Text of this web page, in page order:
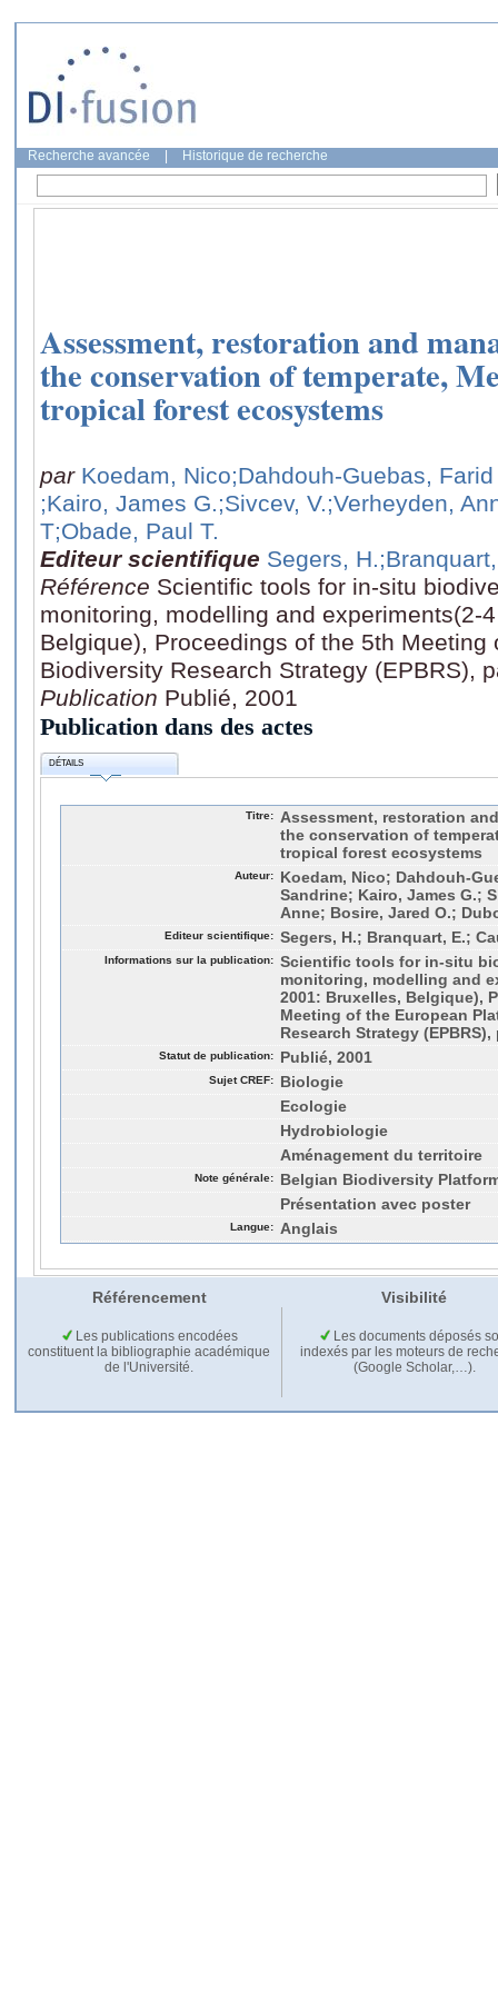
Recherche avancée Historique de recherche
Assessment, restoration and
the conservation of temperate,
tropical forest ecosystems
par Koedam, Nico;Dahdouh-Guebas, Farid
;Kairo, James G.;Sivcev, V.;Verheyden,
T;Obade, Paul T.
Editeur scientifique Segers, H.
Référence Scientific tools for in-situ
monitoring, modelling and experiments(2-
Belgique), Proceedings of the 5th
Biodiversity Research Strategy (EPBRS),
Publication Publié, 2001
Publication dans des actes
DÉTAILS
Titre:
Assessment, restoration
the conservation of
tropical forest ecosystems
Auteur:
Koedam, Nico; Dahdouh-
Sandrine; Kairo, James G.;
Anne; Bosire, Jared O.;
Editeur scientifique: Segers, H.; Branquart, E.;
Informations sur la publication: Scientific tools for in-situ
monitoring, modelling and
2001: Bruxelles, Belgique),
Meeting of the European
Research Strategy (EPBRS),
Statut de publication: Publié, 2001
Sujet CREF:
Biologie
Ecologie
Hydrobiologie
Aménagement du territoire
Note générale:
Belgian Biodiversity
Présentation avec poster
Langue: Anglais
Référencement Visibilité
Les publications encodées
constituent la bibliographie académique
de l'Université.
Les documents déposés
indexés par les moteurs de
(Google Scholar,…).